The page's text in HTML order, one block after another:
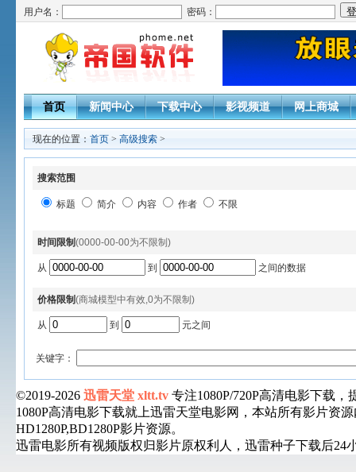
用户名： 密码：
首页 新闻中心 下载中心 影视频道 网上商城
现在的位置： 首页 > 高级搜索 >
搜索范围
标题 简介 内容 作者 不限
时间限制(0000-00-00为不限制)
从 到 之间的数据
价格限制(商城模型中有效,0为不限制)
从 到 元之间
关键字：
©2019-2026 迅雷天堂 xltt.tv 专注1080P/720P高清电影下载
1080P高清电影下载就上迅雷天堂电影网，本站所有影片资
HD1280P,BD1280P影片资源。
迅雷电影所有视频版权归影片原权利人，迅雷种子下载后